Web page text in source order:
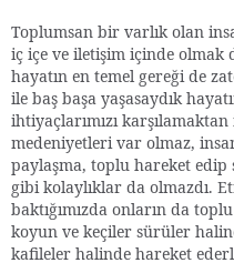
Toplumsan bir varlık olan
iç içe ve iletişim içinde olmak
hayatın en temel gereği de
ile baş başa yaşasaydık
ihtiyaçlarımızı
medeniyetleri var olmaz,
paylaşma, toplu hareket edip
gibi kolaylıklar da olmazdı.
baktığımızda onların da
koyun ve keçiler sürüler
kafileler halinde hareket